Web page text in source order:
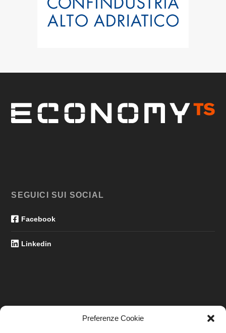
Preferenze Cookie
SEGUICI SUI SOCIAL
Facebook
Linkedin